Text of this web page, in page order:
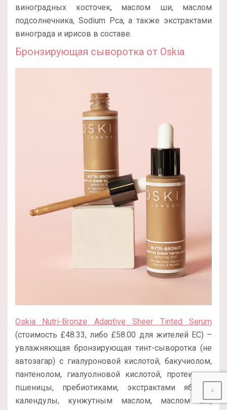
виноградных косточек, маслом ши, маслом
подсолнечника, Sodium Pca, а также экстрактами
винограда и ирисов в составе.
Бронзирующая сыворотка от Oskia
Oskia Nutri-Bronze Adaptive Sheer Tinted Serum
(стоимость £48.33, либо £58.00 для жителей ЕС) –
увлажняющая бронзирующая тинт-сыворотка (не
автозагар) с гиалуроновой кислотой, бакучиолом,
пантенолом, гиалуолновой кислотой, протеинами
пшеницы, пребиотиками, экстрактами яблока,
календулы, кунжутным маслом, маслом ши,
↓